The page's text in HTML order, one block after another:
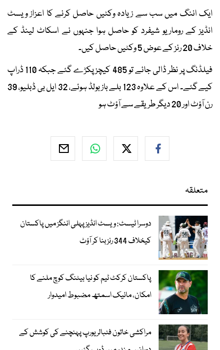
ایک اننگ میں سب سے زیادہ وکٹیں حاصل کرنے کا اعزاز ویسٹ
انڈیز کے روماریو شیفرد کو حاصل ہوا جنہوں نے اسکاٹ لینڈ کے
خلاف 20 رنز کے عوض 5 وکٹیں حاصل کیں۔
فیلڈنگ پر نظر ڈالی جائے تو 485 کیچز پکڑے گئے جبکہ 110 ڈراپ
کیے گئے۔ اس کے علاوہ 123 بلے باز بولڈ ہوئے، 32 ایل بی ڈبلیو، 39
رن آؤٹ اور 20 دیگر طریقے سے آؤٹ ہو
متعلقہ
دوسرا ٹیسٹ: ویسٹ انڈیز پہلی اننگز میں پاکستان
کیخلاف 344 رنز بنا کر آؤٹ
پاکستان کرکٹ ٹیم کو نیا بیٹنگ کوچ ملنے کا
امکان، مائیک اسمتھ مضبوط امیدوار
مراکشی خاتون فٹبالر یورپ پہنچنے کی کوشش کے